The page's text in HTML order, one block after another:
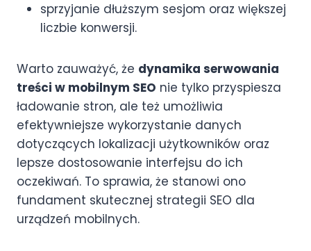
sprzyjanie dłuższym sesjom oraz większej
liczbie konwersji.
Warto zauważyć, że dynamika serwowania
treści w mobilnym SEO nie tylko przyspiesza
ładowanie stron, ale też umożliwia
efektywniejsze wykorzystanie danych
dotyczących lokalizacji użytkowników oraz
lepsze dostosowanie interfejsu do ich
oczekiwań. To sprawia, że stanowi ono
fundament skutecznej strategii SEO dla
urządzeń mobilnych.